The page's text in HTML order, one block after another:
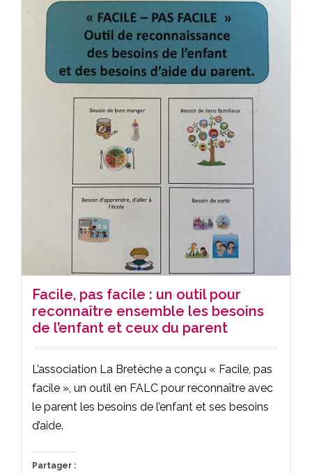
Facile, pas facile : un outil pour
reconnaître ensemble les besoins
de l’enfant et ceux du parent
L’association La Bretèche a conçu « Facile, pas
facile », un outil en FALC pour reconnaître avec
le parent les besoins de l’enfant et ses besoins
d’aide.
Partager :